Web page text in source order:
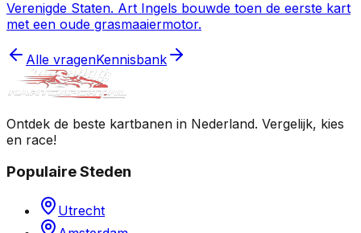
Verenigde Staten. Art Ingels bouwde toen de eerste kart
met een oude grasmaaiermotor.
Alle vragenKennisbank
Ontdek de beste kartbanen in Nederland. Vergelijk, kies
en race!
Populaire Steden
Utrecht